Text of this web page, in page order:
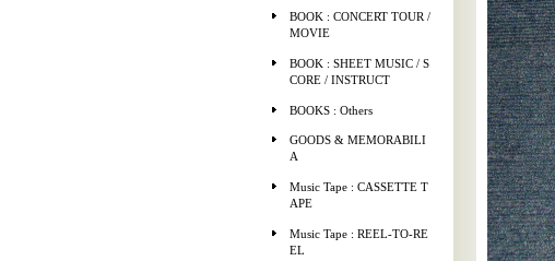
BOOK : CONCERT TOUR /
MOVIE
BOOK : SHEET MUSIC / S
CORE / INSTRUCT
BOOKS : Others
GOODS & MEMORABILI
A
Music Tape : CASSETTE T
APE
Music Tape : REEL-TO-RE
EL